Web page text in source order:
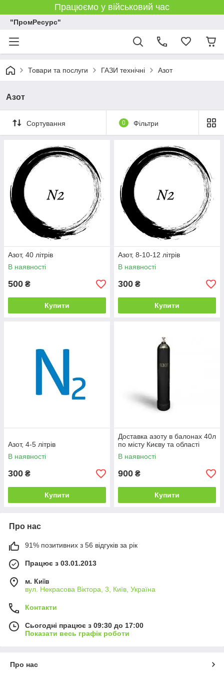
Працюємо у військовий час
"ПромРесурс"
Товари та послуги ГАЗИ технічні Азот
Азот
Сортування 0 Фільтри
Азот, 40 літрів
В наявності
500 ₴
Купити
Азот, 8-10-12 літрів
В наявності
300 ₴
Купити
Азот, 4-5 літрів
В наявності
300 ₴
Купити
Доставка азоту в балонах 40л
по місту Києву та області
В наявності
900 ₴
Купити
Про нас
91% позитивних з 56 відгуків за рік
Працює з 03.01.2013
м. Київ
вул. Некрасова Віктора, 3, Київ, Україна
Контакти
Сьогодні працює з 09:30 до 17:00
Показати весь графік роботи
Про нас